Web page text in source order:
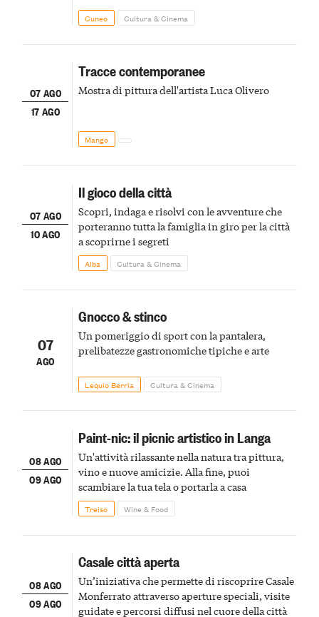
Cuneo Cultura & Cinema
07 AGO
17 AGO
Tracce contemporanee
Mostra di pittura dell'artista Luca Olivero
Mango
07 AGO
10 AGO
Il gioco della città
Scopri, indaga e risolvi con le avventure che
porteranno tutta la famiglia in giro per la città
a scoprirne i segreti
Alba Cultura & Cinema
07
AGO
Gnocco & stinco
Un pomeriggio di sport con la pantalera,
prelibatezze gastronomiche tipiche e arte
Lequio Berria Cultura & Cinema
08 AGO
09 AGO
Paint-nic: il picnic artistico in Langa
Un'attività rilassante nella natura tra pittura,
vino e nuove amicizie. Alla fine, puoi
scambiare la tua tela o portarla a casa
Treiso Wine & Food
08 AGO
09 AGO
Casale città aperta
Un’iniziativa che permette di riscoprire Casale
Monferrato attraverso aperture speciali, visite
guidate e percorsi diffusi nel cuore della città